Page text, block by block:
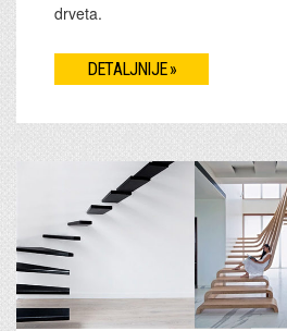
drveta.
DETALJNIJE »